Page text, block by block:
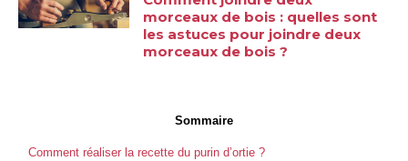
morceaux de bois : quelles sont
les astuces pour joindre deux
morceaux de bois ?
Sommaire
Comment réaliser la recette du purin d’ortie ?